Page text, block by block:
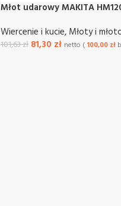
Młot udarowy MAKITA
Wiercenie i kucie, Młoty i
101,63zł 81,30 zł netto ( 100,00 zł